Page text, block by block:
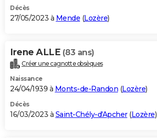
Décès
27/05/2023 à Mende (Lozère)
Irene ALLE (83 ans)
Créer une cagnotte obsèques
Naissance
24/04/1939 à Monts-de-Randon (Lozère)
Décès
16/03/2023 à Saint-Chély-d'Apcher(Lozère)